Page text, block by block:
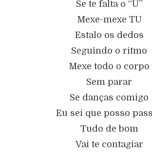
Se te falta o “U”
Mexe-mexe TU
Estalo os dedos
Seguindo o ritmo
Mexe todo o corpo
Sem parar
Se danças comigo
Eu sei que posso
Tudo de bom
Vai te contagiar